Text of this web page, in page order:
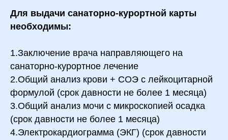
Для выдачи санаторно-курортной карты
необходимы:
1.Заключение врача направляющего на
санаторно-курортное лечение
2.Общий анализ крови + СОЭ с лейкоцитарной
формулой (срок давности не более 1 месяца)
3.Общий анализ мочи с микроскопией осадка
(срок давности не более 1 месяца)
4.Электрокардиограмма (ЭКГ) (срок давности